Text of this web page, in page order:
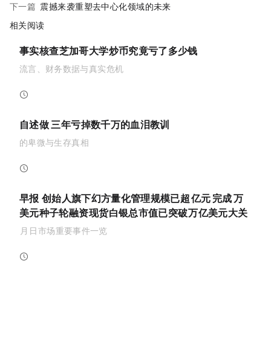
下一篇: AGI震撼来袭|重塑去中心化AI领域的未来
相关阅读
事实核查：芝加哥大学炒币究竟亏了多少钱？
流言、财务数据与真实危机
自述：做 Crypto VC 三年，亏掉数千万的血泪教训
VC 的卑微与生存真相
早报 | DeepSeek 创始人旗下幻方量化管理规模已超 700 亿元；Noise 完成 710 万
美元种子轮融资；现货白银总市值已突破 5 万亿美元大关
1 月 14 日市场重要事件一览